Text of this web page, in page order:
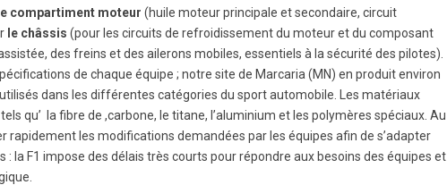
compartiment moteur (huile moteur principale et secondaire, circuit
le châssis (pour les circuits de refroidissement du moteur et du composant
des freins et des ailerons mobiles, essentiels à la sécurité des pilotes).
de chaque équipe ; notre site de Marcaria (MN) en produit environ
dans les différentes catégories du sport automobile. Les matériaux
qu’ la fibre de ,carbone, le titane, l’aluminium et les polymères spéciaux. Au
rapidement les modifications demandées par les équipes afin de s’adapter
la F1 impose des délais très courts pour répondre aux besoins des équipes et